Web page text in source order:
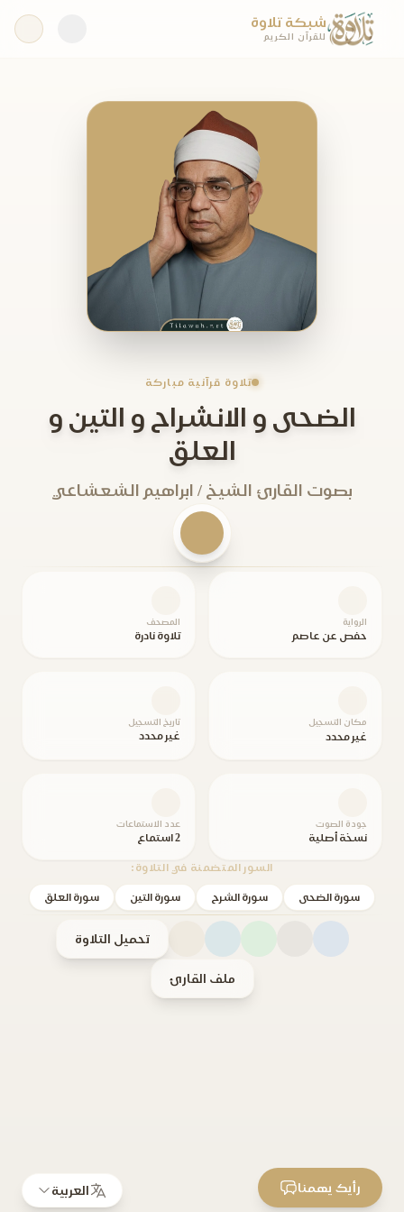
شبكة تلاوة
للقرآن الكريم
تلاوة قرآنية مباركة
الضحى و الانشراح و التين و
العلق
بصوت القارئ الشيخ / ابراهيم الشعشاعي
الرواية
حفص عن عاصم
المصحف
تلاوة نادرة
مكان التسجيل
غير محدد
تاريخ التسجيل
غير محدد
جودة الصوت
نسخة أصلية
عدد الاستماعات
2 استماع
السور المتضمنة في التلاوة:
سورة الضحى سورة الشرح سورة التين سورة العلق
تحميل التلاوة
ملف القارئ
العربية رأيك يهمنا